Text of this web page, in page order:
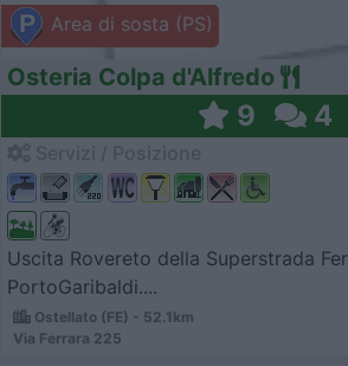
Area di sosta (PS)
Osteria Colpa d'Alfredo
9 4
Uscita Rovereto della Superstrada
PortoGaribaldi....
Ostellato (FE) - 52.1km
Via Ferrara 225